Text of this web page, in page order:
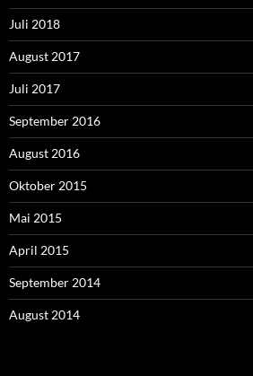
Juli 2018
August 2017
Juli 2017
September 2016
August 2016
Oktober 2015
Mai 2015
April 2015
September 2014
August 2014